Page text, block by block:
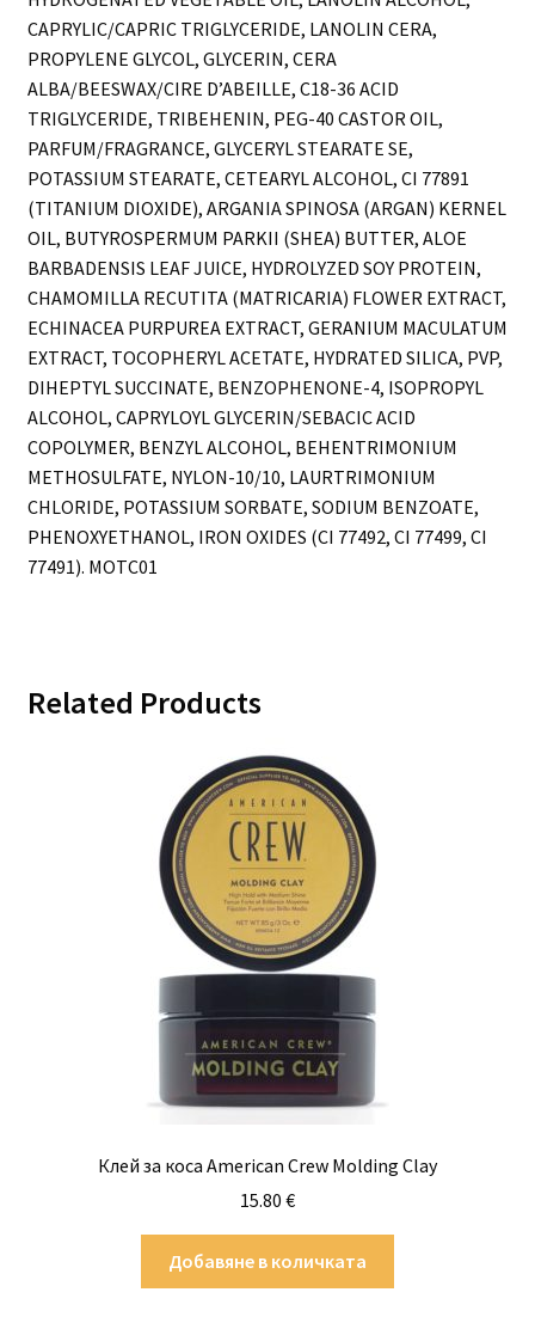
CAPRYLIC/CAPRIC TRIGLYCERIDE, LANOLIN CERA,
PROPYLENE GLYCOL, GLYCERIN, CERA
ALBA/BEESWAX/CIRE D’ABEILLE, C18-36 ACID
TRIGLYCERIDE, TRIBEHENIN, PEG-40 CASTOR OIL,
PARFUM/FRAGRANCE, GLYCERYL STEARATE SE,
POTASSIUM STEARATE, CETEARYL ALCOHOL, CI 77891
(TITANIUM DIOXIDE), ARGANIA SPINOSA (ARGAN) KERNEL
OIL, BUTYROSPERMUM PARKII (SHEA) BUTTER, ALOE
BARBADENSIS LEAF JUICE, HYDROLYZED SOY PROTEIN,
CHAMOMILLA RECUTITA (MATRICARIA) FLOWER EXTRACT,
ECHINACEA PURPUREA EXTRACT, GERANIUM MACULATUM
EXTRACT, TOCOPHERYL ACETATE, HYDRATED SILICA, PVP,
DIHEPTYL SUCCINATE, BENZOPHENONE-4, ISOPROPYL
ALCOHOL, CAPRYLOYL GLYCERIN/SEBACIC ACID
COPOLYMER, BENZYL ALCOHOL, BEHENTRIMONIUM
METHOSULFATE, NYLON-10/10, LAURTRIMONIUM
CHLORIDE, POTASSIUM SORBATE, SODIUM BENZOATE,
PHENOXYETHANOL, IRON OXIDES (CI 77492, CI 77499, CI
77491). MOTC01
Related Products
Клей за коса American Crew Molding Clay
15.80 €
Добавяне в количката